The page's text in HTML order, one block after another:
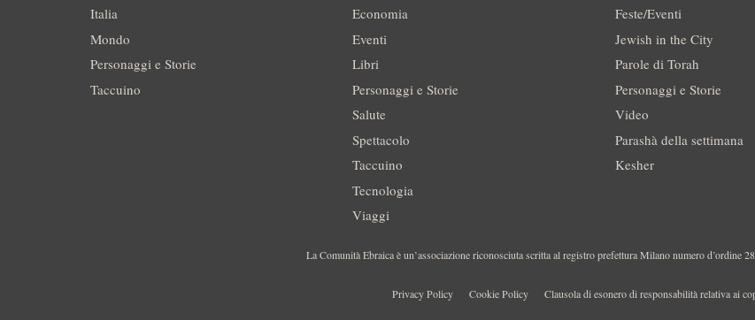
Italia
Mondo
Personaggi e Storie
Taccuino
Economia
Eventi
Libri
Personaggi e Storie
Salute
Spettacolo
Taccuino
Tecnologia
Viaggi
Feste/Eventi
Jewish in the City
Parole di Torah
Personaggi e Storie
Video
Parashà della settimana
Kesher
La Comunità Ebraica è un’associazione riconosciuta scritta al registro prefettura Milano numero d’ordine
Privacy Policy Cookie Policy Clausola di esonero di responsabilità relativa ai